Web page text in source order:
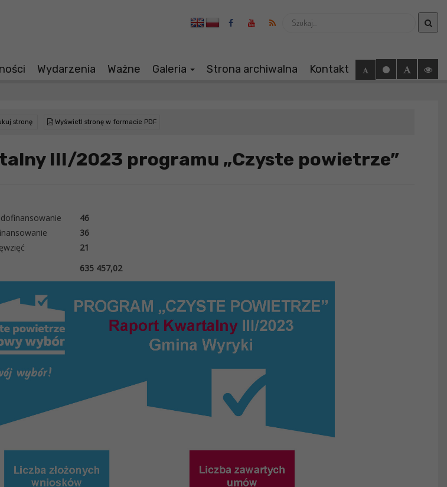
Wyszukaj
Wydarzenia Ważne Galeria Strona archiwalna Kontakt
stronę Wyświetl stronę w formacie PDF
III/2023 programu „Czyste powietrze”
46
36
21
635 457,02